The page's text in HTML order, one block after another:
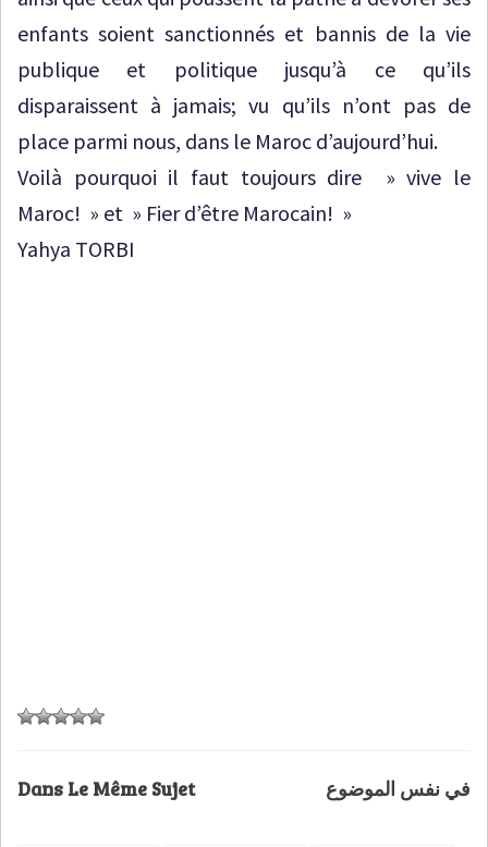
enfants soient sanctionnés et bannis de la vie
publique et politique jusqu’à ce qu’ils
disparaissent à jamais; vu qu’ils n’ont pas de
place parmi nous, dans le Maroc d’aujourd’hui.
Voilà pourquoi il faut toujours dire » vive le
Maroc! » et » Fier d’être Marocain! »
Yahya TORBI
Dans Le Même Sujet في نفس الموضوع